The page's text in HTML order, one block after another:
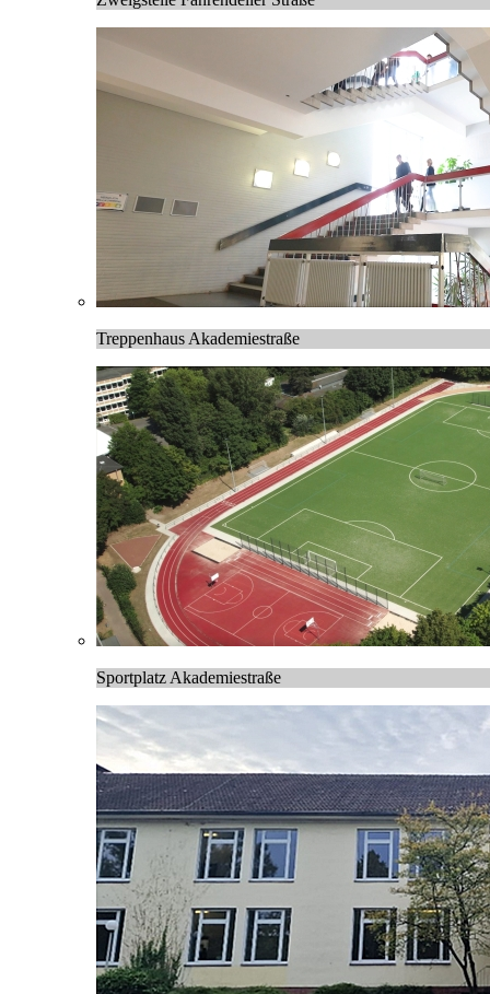
Treppenhaus Akademiestraße
Sportplatz Akademiestraße